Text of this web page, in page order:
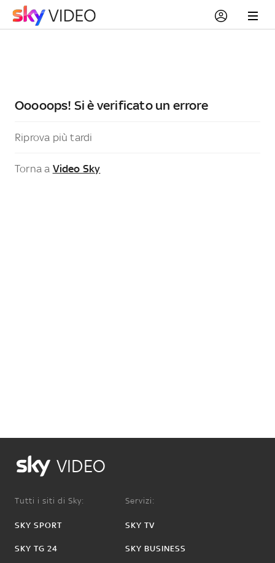
Ooooops! Si è verificato un errore
Riprova più tardi
Torna a Video Sky
VIDEO
Tutti i siti di Sky:
SKY SPORT
SKY TG 24
Servizi:
SKY TV
SKY BUSINESS